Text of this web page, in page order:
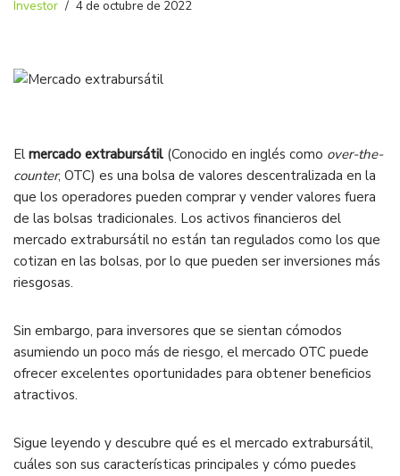
Investor 4 de octubre de 2022
El mercado extrabursátil (Conocido en inglés como over-the-
counter, OTC) es una bolsa de valores descentralizada en la
que los operadores pueden comprar y vender valores fuera
de las bolsas tradicionales. Los activos financieros del
mercado extrabursátil no están tan regulados como los que
cotizan en las bolsas, por lo que pueden ser inversiones más
riesgosas.
Sin embargo, para inversores que se sientan cómodos
asumiendo un poco más de riesgo, el mercado OTC puede
ofrecer excelentes oportunidades para obtener beneficios
atractivos.
Sigue leyendo y descubre qué es el mercado extrabursátil,
cuáles son sus características principales y cómo puedes